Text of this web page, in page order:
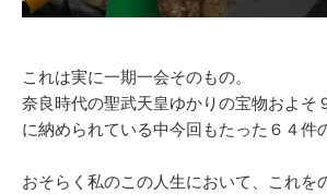
これは実に一期一会そのもの。
奈良時代の聖武天皇ゆかりの宝物およそ
に納められている中今回もたった６４件
おそらく私のこの人生において、これを